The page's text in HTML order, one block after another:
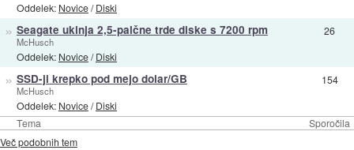
Tema Sporočila
Oddelek: Novice/Diski
» Seagate ukinja 2,5-palčne trde diske s 7200 rpm
McHusch
Oddelek: Novice/Diski
26
» SSD-ji krepko pod mejo dolar/GB
McHusch
Oddelek: Novice/Diski
154
Več podobnih tem